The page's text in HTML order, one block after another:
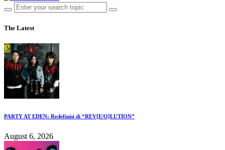
The Latest
PARTY AT EDEN: Redefinisi di “REV[E/O]LUTION”
August 6, 2026